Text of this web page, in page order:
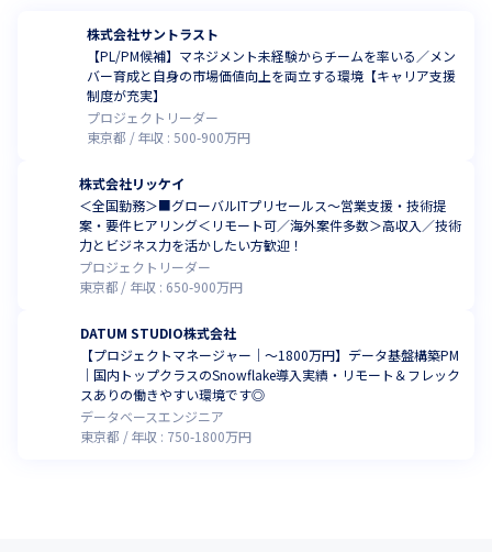
株式会社サントラスト
【PL/PM候補】マネジメント未経験からチームを率いる／メン
バー育成と自身の市場価値向上を両立する環境【キャリア支援
制度が充実】
プロジェクトリーダー
東京都
年収 :500-900万円
株式会社リッケイ
＜全国勤務＞■グローバルITプリセールス～営業支援・技術提
案・要件ヒアリング＜リモート可／海外案件多数＞高収入／技術
力とビジネス力を活かしたい方歓迎！
プロジェクトリーダー
東京都
年収 : 650-900万円
DATUM STUDIO株式会社
【プロジェクトマネージャー｜〜1800万円】データ基盤構築PM
｜国内トップクラスのSnowflake導入実績・リモート＆フレック
スありの働きやすい環境です◎
データベースエンジニア
東京都
年収 : 750-1800万円